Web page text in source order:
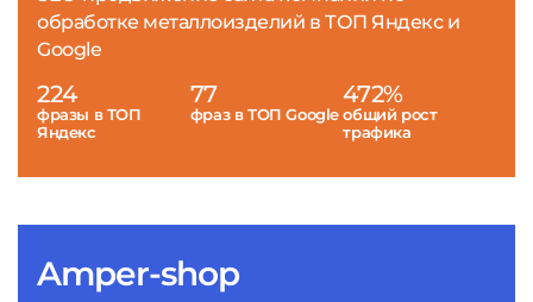
Amper-shop
обработке металлоизделий в ТОП Яндекс и
Google
224
фразы в ТОП
Яндекс
77
фраз в ТОП Google
472%
общий рост
трафика